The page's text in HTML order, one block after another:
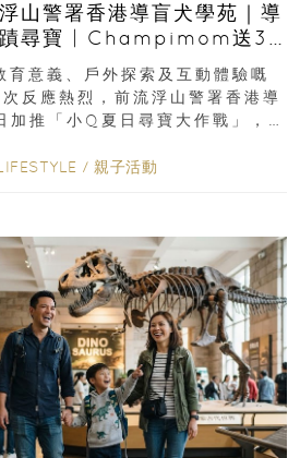
山警署香港導盲犬學苑｜導
蹟尋寶 | Champimom送3
育意義、戶外探索及互動體驗嘅
反應熱烈，前流浮山警署香港導
推「小Q夏日尋寶大作戰」，家
/ 親子活動